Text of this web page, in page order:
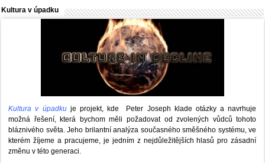
Kultura v úpadku
Kultura v úpadkuje projekt, kde Peter Joseph klade otázky a navrhuje
možná řešení, která bychom měli požadovat od zvolených vůdců tohoto
bláznivého světa. Jeho brilantní analýza současného směšného systému, ve
kterém žíjeme a pracujeme, je jedním z nejdůležitějších hlasů pro zásadní
změnu v této generaci.